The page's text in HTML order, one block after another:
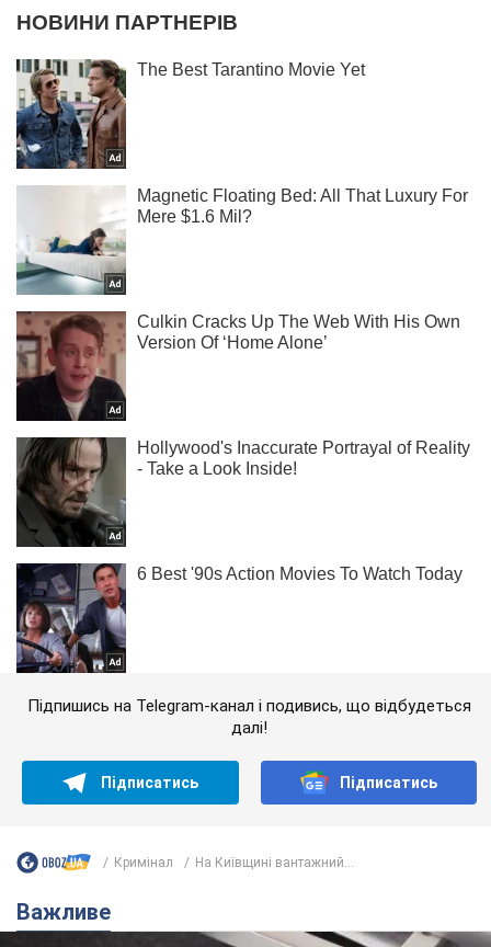
Підпишись на Telegram-канал і подивись, що відбудеться
далі!
Підписатись Підписатись
Кримінал На Київщині вантажний...
Важливе